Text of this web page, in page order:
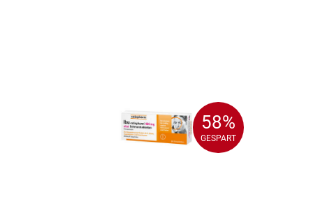
58%
GESPART
58%
GESPART